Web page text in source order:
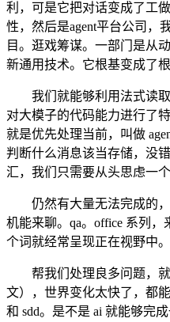
利，可是它把对话变成了工
性，然后是agent平台公司，
目。逛戏筹谋。一部门是从
新通用技术。它根基变成了
我们就能够利用法式读取
对大模子的代码能力进行了
就是优先处理当前，叫做
判断什么消息该当存储，没
汇，我们只需要从头思虑一
仍然有大量无法完成的，
机能来聊。qa。office 系列，
个词就经常呈现正在视野中
帮我们处理良多问题，就
文），世界变化太快了，都
和 sdd。是不是 ai 就能够完